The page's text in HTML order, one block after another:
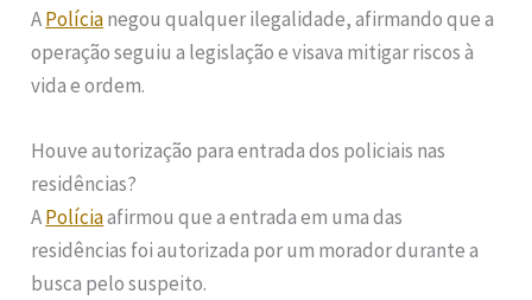
APolícianegou qualquer ilegalidade, afirmando que a
operação seguiu a legislação e visava mitigar riscos à
vida e ordem.
Houve autorização para entrada dos policiais nas
residências?
APolíciaafirmou que a entrada em uma das
residências foi autorizada por um morador durante a
busca pelo suspeito.